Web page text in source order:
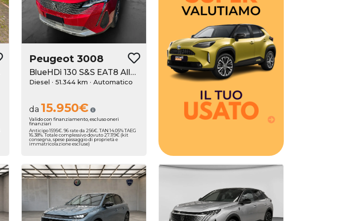
Peugeot 3008
BlueHDi 130 S&S EAT8 Allure
Diesel · 51.344 km · Automatico
da 15.950€
Valido con finanziamento, escluso oneri
finanziari
Anticipo 1595€. 96 rate da 256€. TAN 14.05% TAEG
16.38%. Totale complessivo dovuto 27.119€ (kit
consegna, spese passaggio di proprietà e
immatricolazione escluse)
Erreti Auto sottrae il suo
dell'acquisto della tua nuova
auto, con una super
valutazione aggiuntiva fino a
3250€. Hai un usato da
rottamare? Erreti Auto ha
pensato a dei bonus anche
sull'usato che vale zero!